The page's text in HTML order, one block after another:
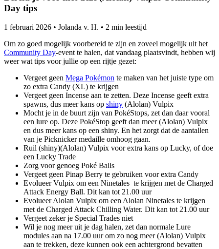
Day tips
1 februari 2026 • Jolanda v. H. • 2 min leestijd
Om zo goed mogelijk voorbereid te zijn en zoveel mogelijk uit het
Community Day-event te halen, dat vandaag plaatsvindt, hebben wij
weer wat tips voor jullie op een rijtje gezet:
Vergeet geen Mega Pokémon te maken van het juiste type om
zo extra Candy (XL) te krijgen
Vergeet geen Incense aan te zetten. Deze Incense geeft extra
spawns, dus meer kans op shiny (Alolan) Vulpix
Mocht je in de buurt zijn van PokéStops, zet dan daar vooral
een lure op. Deze PokéStop geeft dan meer (Alolan) Vulpix
en dus meer kans op een shiny. En het zorgt dat de aantallen
van je Picknicker medaille omhoog gaan.
Ruil (shiny)(Alolan) Vulpix voor extra kans op Lucky, of doe
een Lucky Trade
Zorg voor genoeg Poké Balls
Vergeet geen Pinap Berry te gebruiken voor extra Candy
Evolueer Vulpix om een Ninetales te krijgen met de Charged
Attack Energy Ball. Dit kan tot 21.00 uur
Evolueer Alolan Vulpix om een Alolan Ninetales te krijgen
met de Charged Attack Chilling Water. Dit kan tot 21.00 uur
Vergeet zeker je Special Trades niet
Wil je nog meer uit je dag halen, zet dan normale Lure
modules aan na 17.00 uur om zo nog meer (Alolan) Vulpix
aan te trekken, deze kunnen ook een achtergrond bevatten